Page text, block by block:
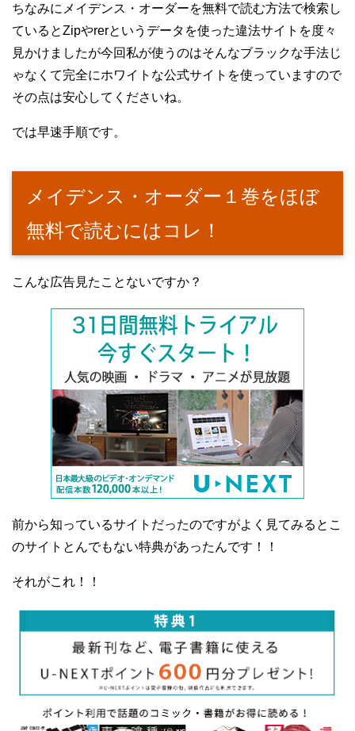
ちなみにメイデンス・オーダーを無料で読む方法で検索し
ているとZipやrerというデータを使った違法サイトを度々
見かけましたが今回私が使うのはそんなブラックな手法じ
ゃなくて完全にホワイトな公式サイトを使っていますので
その点は安心してくださいね。
では早速手順です。
メイデンス・オーダー１巻をほぼ
無料で読むにはコレ！
こんな広告見たことないですか？
前から知っているサイトだったのですがよく見てみるとこ
のサイトとんでもない特典があったんです！！
それがこれ！！